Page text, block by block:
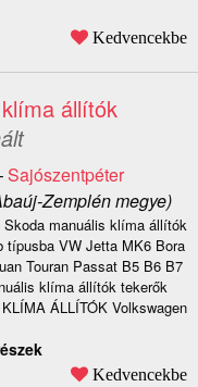
Kedvencekbe
állítók
Sajószentpéter
Zemplén megye)
Skoda manuális klíma állítók
típusba VW Jetta MK6 Bora
Touran Passat B5 B6 B7
klíma állítók tekerők
ÁLLÍTÓK Volkswagen
Kedvencekbe